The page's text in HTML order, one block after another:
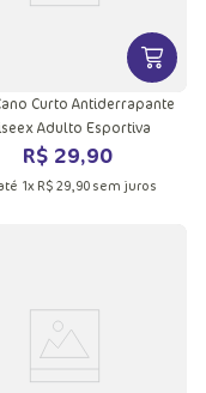
DOVER
Curto Antiderrapante
Adulto Esportiva
R$ 29,90
1x R$ 29,90sem juros